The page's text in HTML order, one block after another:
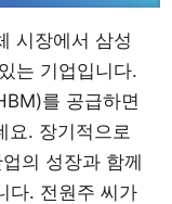
시장에서 삼성
는 기업입니다.
를 공급하면
요. 장기적으로
의 성장과 함께
다. 전원주 씨가